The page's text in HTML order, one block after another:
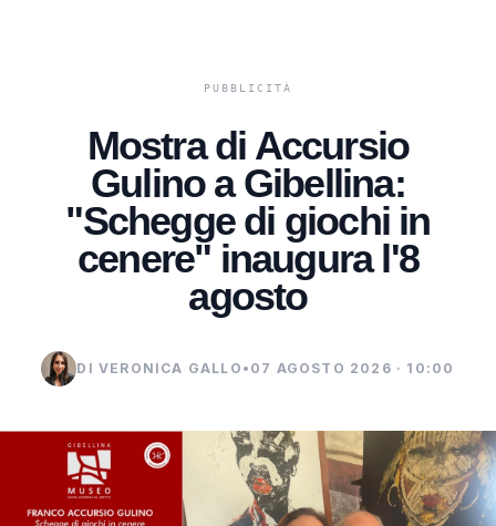
Mostra di Accursio
Gulino a Gibellina:
"Schegge di giochi in
cenere" inaugura l'8
agosto
DI VERONICA GALLO • 07 AGOSTO 2026 · 10:00